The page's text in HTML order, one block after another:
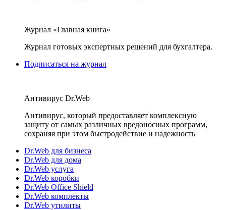
Журнал «Главная книга»
Журнал готовых экспертных решений для бухгалтера.
Подписаться на журнал
Антивирус Dr.Web
Антивирус, который предоставляет комплексную
защиту от самых различных вредоносных программ,
сохраняя при этом быстродействие и надежность
Dr.Web для бизнеса
Dr.Web для дома
Dr.Web услуга
Dr.Web коробки
Dr.Web Office Shield
Dr.Web комплекты
Dr.Web утилиты